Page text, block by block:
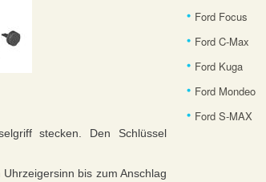
stecken. Den Schlüssel
bis zum Anschlag
Ford Focus
Ford C-Max
Ford Kuga
Ford Mondeo
Ford S-MAX